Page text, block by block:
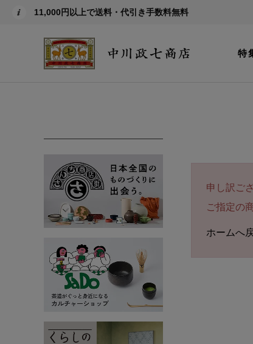
11,000円以上で送料・代引き手数料無料
特
申し訳ご
ご指定の
ホームへ